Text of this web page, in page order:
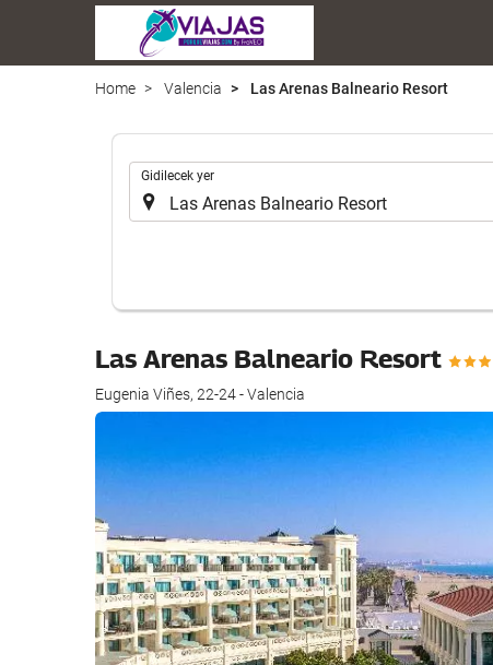
Home Valencia Las Arenas Balneario Resort
Gidilecek yer
Las Arenas Balneario Resort
Eugenia Viñes, 22-24 - Valencia